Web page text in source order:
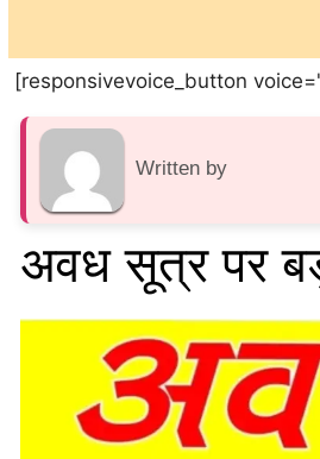
[responsivevoice_button
Written by
अवध सूत्र पर